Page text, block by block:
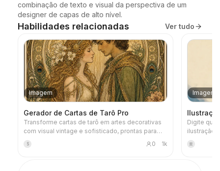
combinação de texto e visual da perspectiva de um
designer de capas de alto nível.
Habilidades relacionadas Ver tudo
Imagem
Gerador de Cartas de Tarô Pro
Transforme cartas de tarô em artes decorativas
com visual vintage e sofisticado, prontas para
usar como papel de parede no celular. Conte
para ele o tema que você gosta (como mitologia
S 0 1k
Imagem
Digite
ilustração
título:
黄